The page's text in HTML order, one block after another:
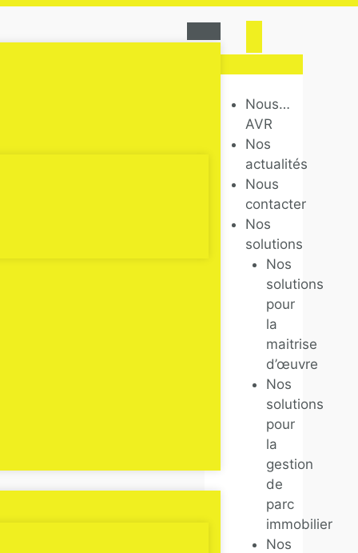
Nous…
AVR
Nos
actualités
Nous
contacter
Nos
solutions
Nos
solutions
pour
la
maitrise
d’œuvre
Nos
solutions
pour
la
gestion
de
parc
immobilier
Nos